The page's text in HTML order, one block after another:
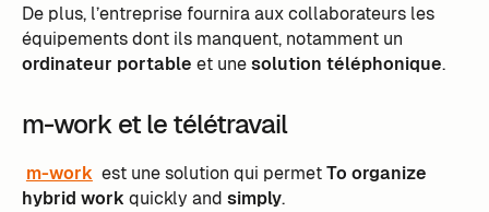
De plus, l’entreprise fournira aux collaborateurs les
équipements dont ils manquent, notamment un
ordinateur portable et unesolution téléphonique.
m-work et le télétravail
m-work est une solution qui permetTo organize
hybrid work quickly and simply.